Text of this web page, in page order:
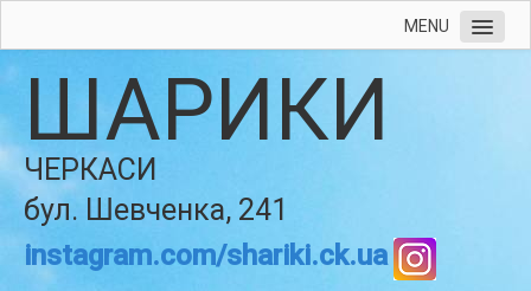
MENU
ШАРИКИ
ЧЕРКАСИ
бул. Шевченка, 241
instagram.com/shariki.ck.ua